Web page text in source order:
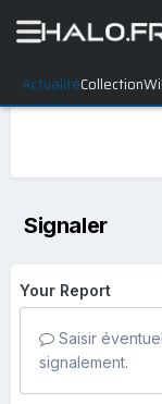
ActualitéCollection
Signaler
Your Report
Saisir
signalement.